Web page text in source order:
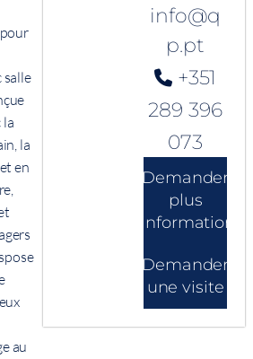
la
la
en
au
info@q
p.pt
+351
289 396
073
Demander
plus
d'informations
Demander
une visite